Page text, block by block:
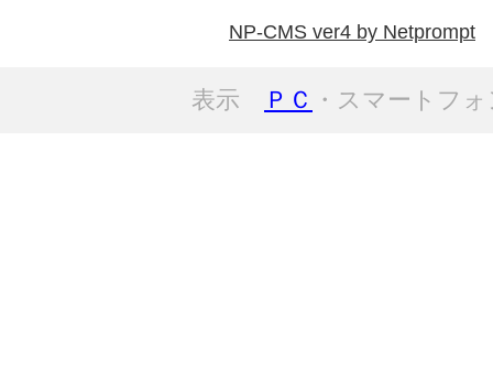
NP-CMS ver4 by Netprompt
表示 ＰＣ ・スマートフ